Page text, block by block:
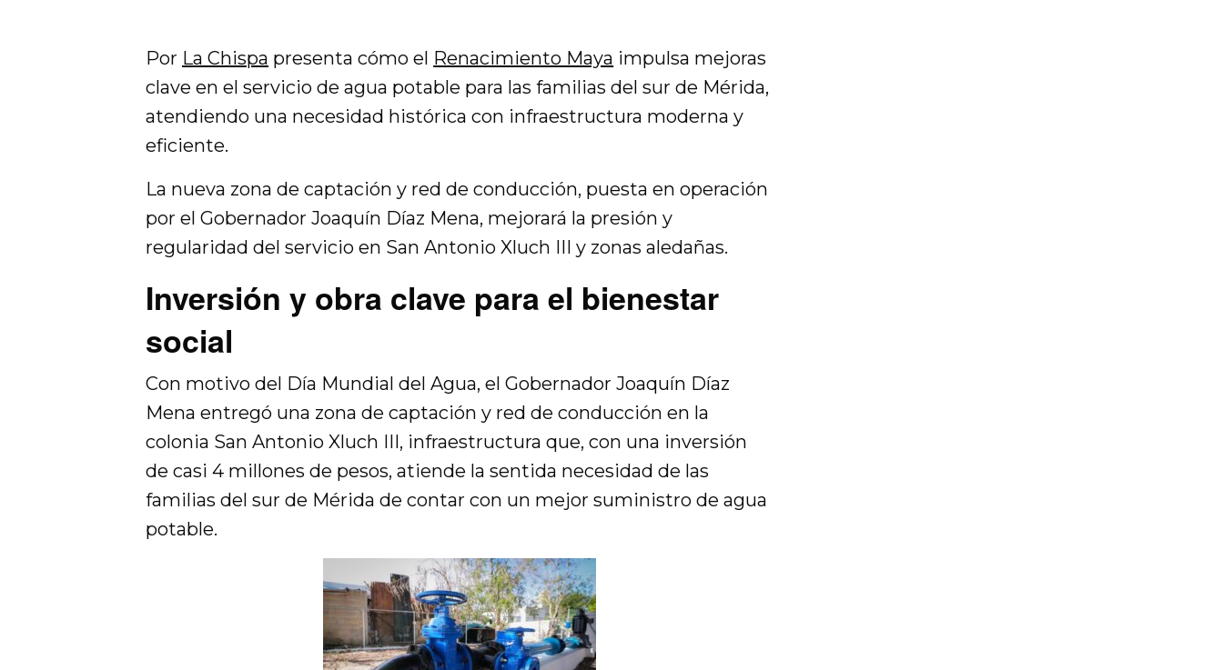
Por La Chispa presenta cómo el Renacimiento Maya impulsa mejoras
clave en el servicio de agua potable para las familias del sur de Mérida,
atendiendo una necesidad histórica con infraestructura moderna y
eficiente.
La nueva zona de captación y red de conducción, puesta en operación
por el Gobernador Joaquín Díaz Mena, mejorará la presión y
regularidad del servicio en San Antonio Xluch III y zonas aledañas.
Inversión y obra clave para el bienestar
social
Con motivo del Día Mundial del Agua, el Gobernador Joaquín Díaz
Mena entregó una zona de captación y red de conducción en la
colonia San Antonio Xluch III, infraestructura que, con una inversión
de casi 4 millones de pesos, atiende la sentida necesidad de las
familias del sur de Mérida de contar con un mejor suministro de agua
potable.